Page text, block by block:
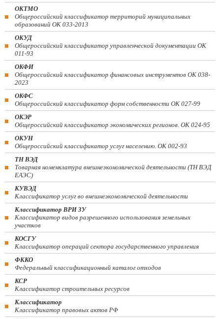
ОКТМО
Общероссийский классификатор территорий муниципальных
образований ОК 033-2013
ОКУД
Общероссийский классификатор управленческой документации ОК
011-93
ОКФИ
Общероссийский классификатор финансовых инструментов OK 038-
2023
ОКФС
Общероссийский классификатор форм собственности ОК 027-99
ОКЭР
Общероссийский классификатор экономических регионов. ОК 024-95
ОКУН
Общероссийский классификатор услуг населению. ОК 002-93
ТН ВЭД
Товарная номенклатура внешнеэкономической деятельности (ТН ВЭД
ЕАЭС)
КУВЭД
Классификатор услуг во внешнеэкономической деятельности
Классификатор ВРИ ЗУ
Классификатор видов разрешенного использования земельных
участков
КОСГУ
Классификатор операций сектора государственного управления
ФККО
Федеральный классификационный каталог отходов
КСР
Классификатор строительных ресурсов
Классификатор
Классификатор правовых актов РФ